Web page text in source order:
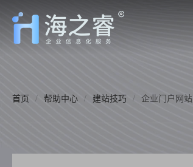
首页 / 帮助中心 / 建站技巧 / 企业门户网